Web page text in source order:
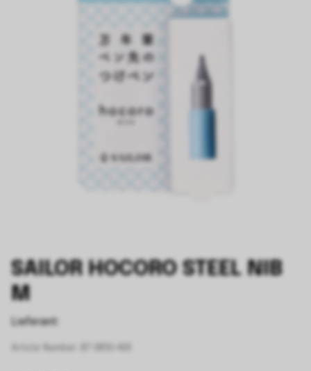
SAILOR HOCORO STEEL NIB
M
Lieferant: